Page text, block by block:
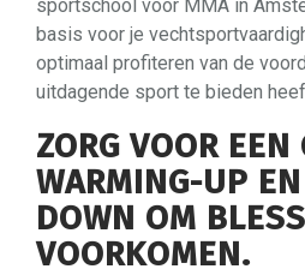
sportschool voor MMA in
basis voor je
optimaal profiteren van de
uitdagende sport te bieden
ZORG VOOR EEN
WARMING-UP
DOWN OM
VOORKOMEN.